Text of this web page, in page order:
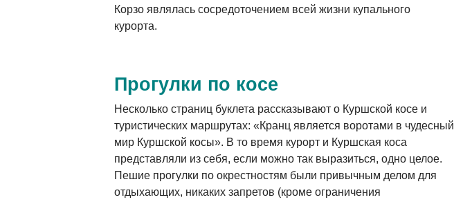
Корзо являлась сосредоточением всей жизни купального
курорта.
Прогулки по косе
Несколько страниц буклета рассказывают о Куршской косе и
туристических маршрутах: «Кранц является воротами в чудесный
мир Куршской косы». В то время курорт и Куршская коса
представляли из себя, если можно так выразиться, одно целое.
Пешие прогулки по окрестностям были привычным делом для
отдыхающих, никаких запретов (кроме ограничения